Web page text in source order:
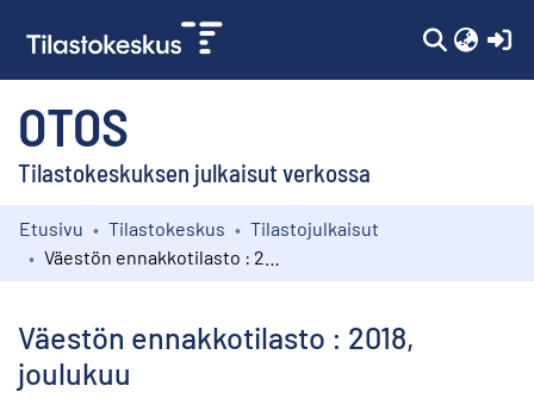
OTOS
Tilastokeskuksen julkaisut verkossa
Kokoelmat
Etusivu Tilastokeskus
Tilastojulkaisut
Väestön ennakkotilasto : 2018,
joulukuu